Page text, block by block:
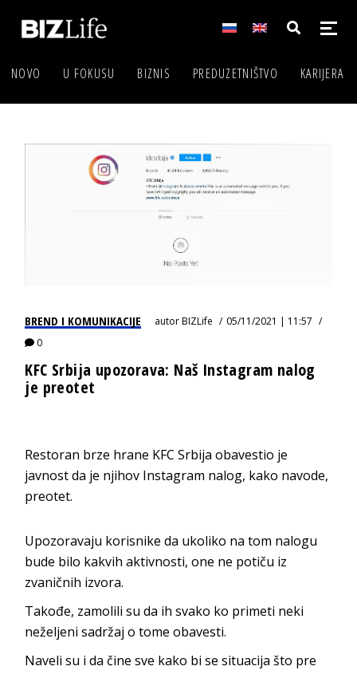
NOVO U FOKUSU BIZNIS PREDUZETNIŠTVO KARIJERA
BREND I KOMUNIKACIJE autorBIZLife
05/11/2021 | 11:57
0
KFC Srbija upozorava: Naš Instagram nalog
je preotet
Restoran brze hrane KFC Srbija obavestio je
javnost da je njihov Instagram nalog, kako navode,
preotet.
Upozoravaju korisnike da ukoliko na tom nalogu
bude bilo kakvih aktivnosti, one ne potiču iz
zvaničnih izvora.
Takođe, zamolili su da ih svako ko primeti neki
neželjeni sadržaj o tome obavesti.
Naveli su i da čine sve kako bi se situacija što pre